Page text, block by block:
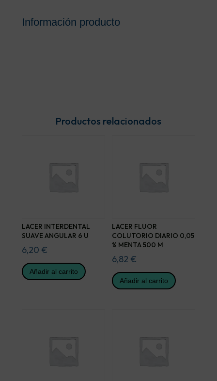
Información producto
Productos relacionados
LACER INTERDENTAL
SUAVE ANGULAR 6 U
6,20 €
Añadir al carrito
LACER FLUOR
COLUTORIO DIARIO 0,05
% MENTA 500 M
6,82 €
Añadir al carrito